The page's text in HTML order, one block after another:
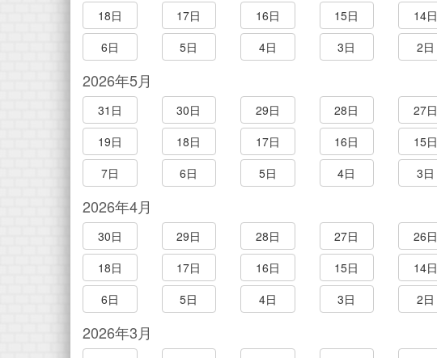
18日
17日 16日 15日 14日
6日
5日 4日 3日 2日
2026年5月
31日 30日 29日 28日 27日
19日
18日 17日 16日 15日
7日
6日 5日 4日 3日
2026年4月
30日 29日 28日 27日 26日
18日
17日 16日 15日 14日
6日
5日 4日 3日 2日
2026年3月